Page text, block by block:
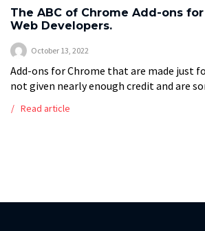
The ABC of Chrome Add-ons
Web Developers.
October 13, 2022
Add-ons for Chrome that are made just
not given nearly enough credit and are
Read article